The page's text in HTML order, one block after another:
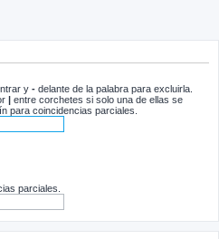
y - delante de la palabra para excluirla.
| entre corchetes si solo una de ellas se
para coincidencias parciales.
parciales.